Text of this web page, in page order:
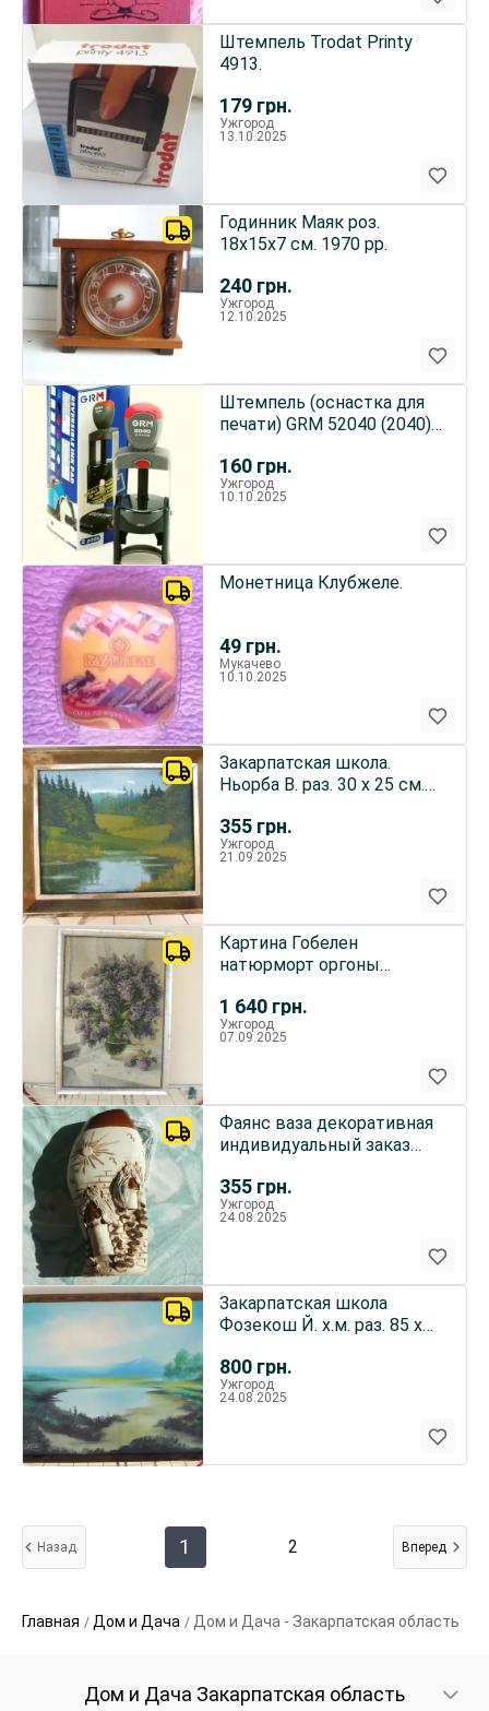
179 грн.
Штемпель Trodat Printy
4913.
Ужгород
13.10.2025
240 грн.
Годинник Маяк роз.
18х15х7 см. 1970 рр.
Ужгород
12.10.2025
160 грн.
Штемпель (оснастка для
печати) GRM 52040 (2040)
Ужгород
10.10.2025
49 грн.
Монетница Клубжеле.
Мукачево
10.10.2025
355 грн.
Закарпатская школа.
Ньорба В. раз. 30 х 25 см.
Ужгород
21.09.2025
1 640 грн.
Картина Гобелен
натюрморт оргоны
холст 2008
Ужгород
07.09.2025
355 грн.
Фаянс ваза декоративная
индивидуальный заказ
Ужгород
24.08.2025
800 грн.
Закарпатская школа
Фозекош Й. х.м. раз. 85 х
Ужгород
24.08.2025
Назад 1 2 Вперед
Главная Дом и Дача Дом и Дача - Закарпатская область
Дом и Дача Закарпатская область